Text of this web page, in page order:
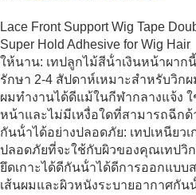
ให้นาน: เทปลูกไม้สีน้ําเงินหน้าผาก
รักษา 2-4 สัปดาห์เหมาะสําหรับวิก
ผมทํางานได้ดีแม้ในกีฬากลางแจ้ง
หน้าและไม่มีเหงื่อใดที่สามารถฉีก
กันน้ําได้อย่างปลอดภัย: เทปเหนียว
ปลอดภัยที่จะใช้กับผิวของคุณเทปวิ
ยึดเกาะได้ดีกันน้ําได้ดีการออกแบบ
เส้นผมและผิวหนังระบายอากาศกัน